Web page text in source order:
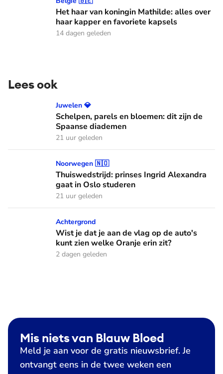
Het haar van koningin Mathilde: alles over
haar kapper en favoriete kapsels
14 dagen geleden
Lees ook
Schelpen, parels en bloemen: dit zijn de Spaanse diademen
Juwelen 💎
Schelpen, parels en bloemen: dit zijn de
Spaanse diademen
21 uur geleden
Thuiswedstrijd: prinses Ingrid Alexandra gaat in Oslo
Noorwegen 🇳🇴
Thuiswedstrijd: prinses Ingrid Alexandra
gaat in Oslo studeren
21 uur geleden
Wist je dat je aan de vlag op de auto's kunt zien welke
Achtergrond
Wist je dat je aan de vlag op de auto's
kunt zien welke Oranje erin zit?
2 dagen geleden
Mis niets van Blauw Bloed
Meld je aan voor de gratis nieuwsbrief. Je
ontvangt eens in de twee weken een